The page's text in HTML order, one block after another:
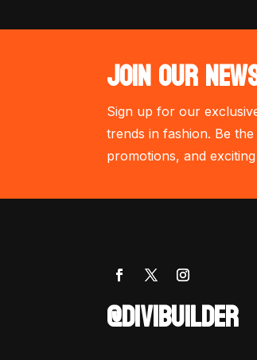
JOIN OUR
Sign up for our
trends in fashion. Be
promotions, and
@DIVIBUILDER